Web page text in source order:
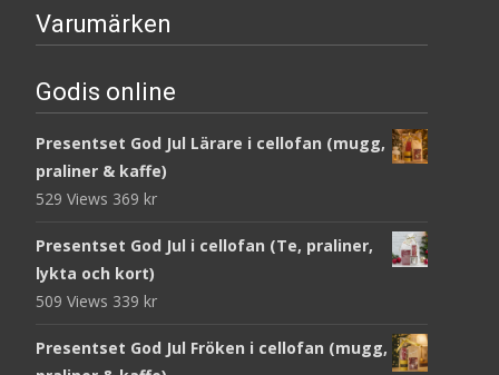
Varumärken
Godis online
Presentset God Jul Lärare i cellofan (mugg,
praliner & kaffe)
529 Views 369 kr
Presentset God Jul i cellofan (Te, praliner,
lykta och kort)
509 Views 339 kr
Presentset God Jul Fröken i cellofan (mugg,